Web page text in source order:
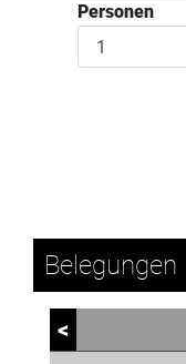
Personen
Belegungen
<